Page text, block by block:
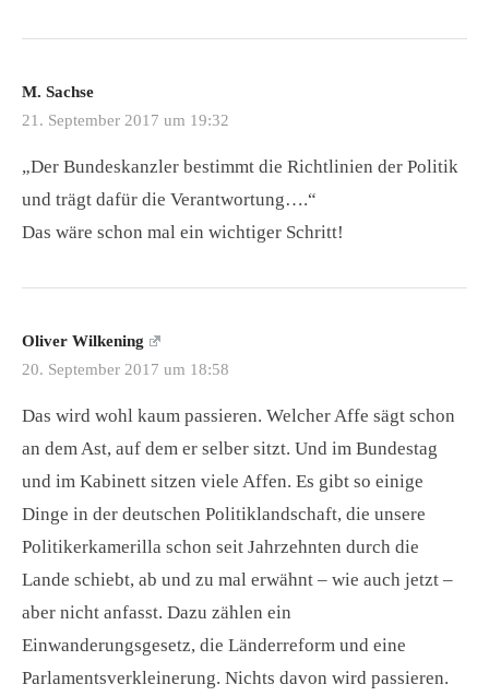
M. Sachse
21. September 2017 um 19:32
„Der Bundeskanzler bestimmt die Richtlinien der Politik
und trägt dafür die Verantwortung….“
Das wäre schon mal ein wichtiger Schritt!
Oliver Wilkening
20. September 2017 um 18:58
Das wird wohl kaum passieren. Welcher Affe sägt schon
an dem Ast, auf dem er selber sitzt. Und im Bundestag
und im Kabinett sitzen viele Affen. Es gibt so einige
Dinge in der deutschen Politiklandschaft, die unsere
Politikerkamerilla schon seit Jahrzehnten durch die
Lande schiebt, ab und zu mal erwähnt – wie auch jetzt –
aber nicht anfasst. Dazu zählen ein
Einwanderungsgesetz, die Länderreform und eine
Parlamentsverkleinerung. Nichts davon wird passieren.